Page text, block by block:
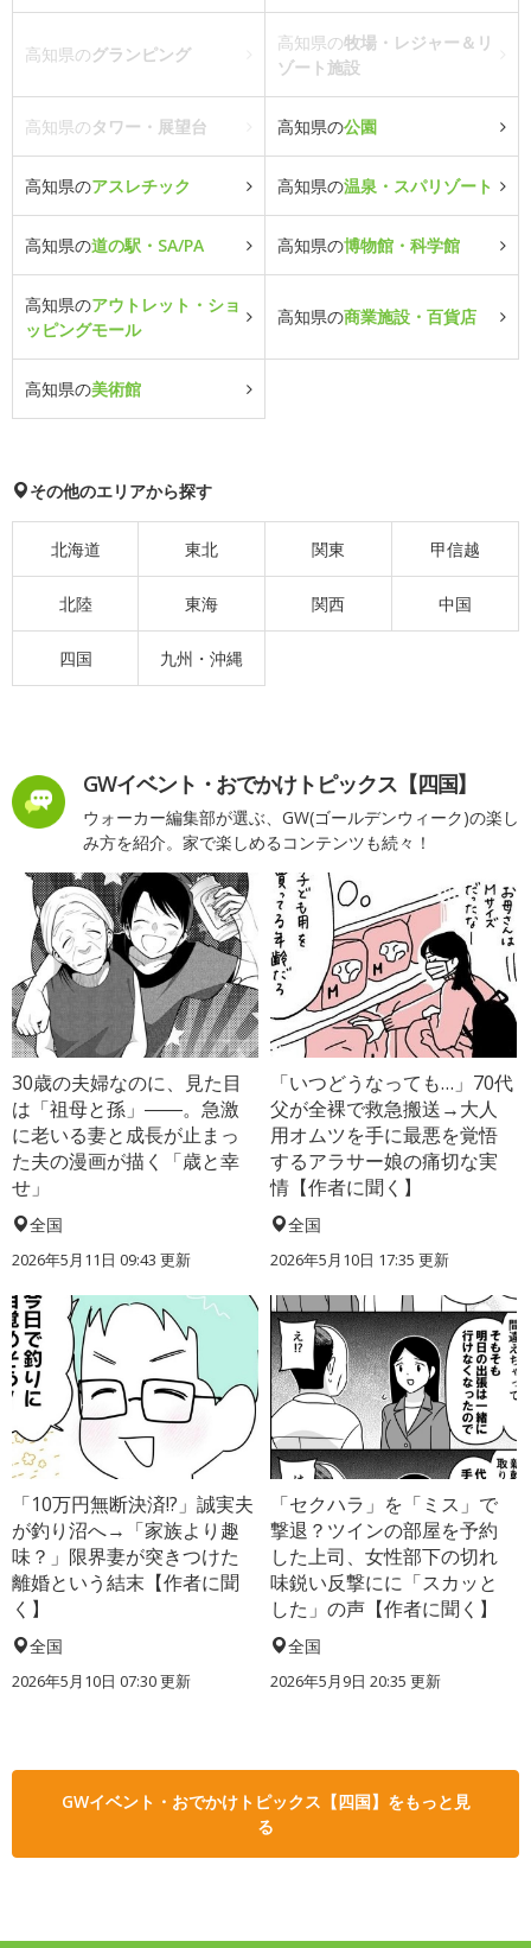
高知県のグランピング
高知県の牧場・レジャー＆リ
ゾート施設
高知県のタワー・展望台 高知県の公園
高知県のアスレチック 高知県の温泉・スパリゾート
高知県の道の駅・SA/PA 高知県の博物館・科学館
高知県のアウトレット・ショ
ッピングモール
高知県の商業施設・百貨店
高知県の美術館
その他のエリアから探す
北海道 東北 関東 甲信越
北陸 東海 関西 中国
四国 九州・沖縄
GWイベント・おでかけトピックス【四国】
ウォーカー編集部が選ぶ、GW(ゴールデンウィーク)の楽し
み方を紹介。家で楽しめるコンテンツも続々！
30歳の夫婦なのに、見た目
は「祖母と孫」――。急激
に老いる妻と成長が止まっ
た夫の漫画が描く「歳と幸
せ」
全国
2026年5月11日 09:43 更新
「いつどうなっても…」70代
父が全裸で救急搬送→大人
用オムツを手に最悪を覚悟
するアラサー娘の痛切な実
情【作者に聞く】
全国
2026年5月10日 17:35 更新
「10万円無断決済!?」誠実夫
が釣り沼へ→「家族より趣
味？」限界妻が突きつけた
離婚という結末【作者に聞
く】
全国
2026年5月10日 07:30 更新
「セクハラ」を「ミス」で
撃退？ツインの部屋を予約
した上司、女性部下の切れ
味鋭い反撃にに「スカッと
した」の声【作者に聞く】
全国
2026年5月9日 20:35 更新
GWイベント・おでかけトピックス【四国】をもっと見
る